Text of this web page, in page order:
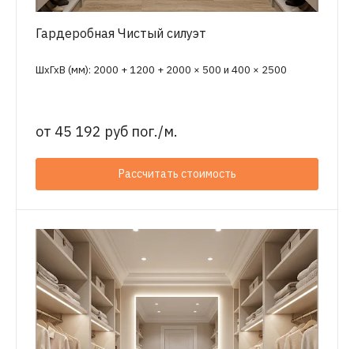
Гардеробная Чистый силуэт
ШхГхВ (мм): 2000 + 1200 + 2000 × 500 и 400 × 2500
от 45 192 руб пог./м.
Рассчитать стоимость